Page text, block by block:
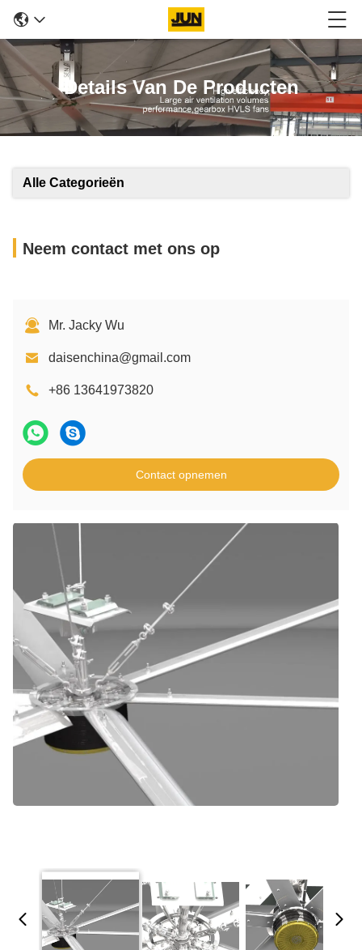
Details Van De Producten
Alle Categorieën
Neem contact met ons op
Mr. Jacky Wu
daisenchina@gmail.com
+86 13641973820
Contact opnemen